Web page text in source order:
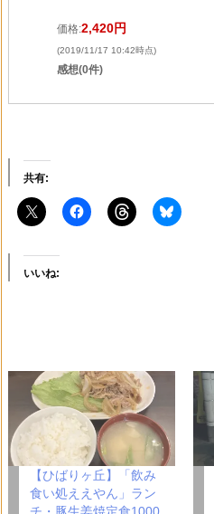
価格:2,420円
(2019/11/17 10:42時点)
感想(0件)
共有:
いいね:
【ひばりヶ丘】「飲み
食い処ええやん」ラン